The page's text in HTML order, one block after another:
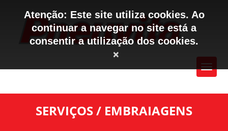
SERVIÇOS / EMBRAIAGENS
Atenção: Este site utiliza cookies. Ao
continuar a navegar no site está a
consentir a utilização dos cookies.
×